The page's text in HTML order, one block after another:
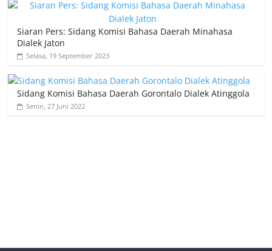
Siaran Pers: Sidang Komisi Bahasa Daerah Minahasa
Dialek Jaton
Selasa, 19 September 2023
Sidang Komisi Bahasa Daerah Gorontalo Dialek Atinggola
Senin, 27 Juni 2022